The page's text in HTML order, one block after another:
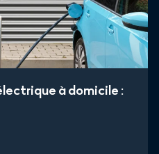
à domicile :